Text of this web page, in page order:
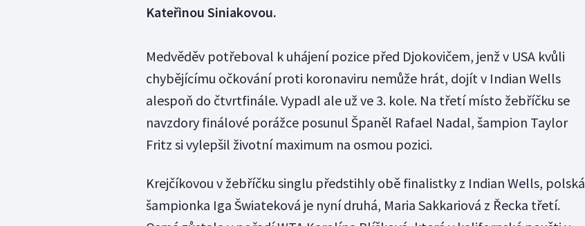
Kateřinou Siniakovou.
Medvěděv potřeboval k uhájení pozice před Djokovičem, jenž v USA kvůli
chybějícímu očkování proti koronaviru nemůže hrát, dojít v Indian Wells
alespoň do čtvrtfinále. Vypadl ale už ve 3. kole. Na třetí místo žebříčku se
navzdory finálové porážce posunul Španěl Rafael Nadal, šampion Taylor
Fritz si vylepšil životní maximum na osmou pozici.
Krejčíkovou v žebříčku singlu předstihly obě finalistky z Indian Wells, polská
šampionka Iga Šwiateková je nyní druhá, Maria Sakkariová z Řecka třetí.